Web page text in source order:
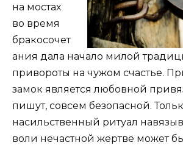
на мостах
во время
бракосочет
ания дала начало милой
привороты на чужом счастье.
замок является любовной
пишут, совсем безопасной.
насильственный ритуал
воли нечастной жертве может